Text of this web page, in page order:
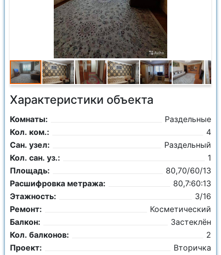
Характеристики объекта
Комнаты:
Раздельные
Кол. ком.:
4
Сан. узел:
Раздельный
Кол. сан. уз.:
1
Площадь:
80,70/60/13
Расшифровка метража:
80,7:60:13
Этажность:
3/16
Ремонт:
Косметический
Балкон:
Застеклён
Кол. балконов:
2
Проект:
Вторичка